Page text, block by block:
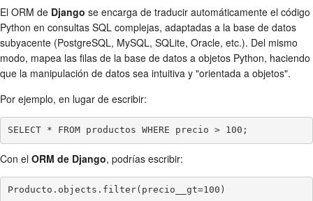
El ORM de Django se encarga de traducir automáticamente el código
Python en consultas SQL complejas, adaptadas a la base de datos
subyacente (PostgreSQL, MySQL, SQLite, Oracle, etc.). Del mismo
modo, mapea las filas de la base de datos a objetos Python, haciendo
que la manipulación de datos sea intuitiva y "orientada a objetos".
Por ejemplo, en lugar de escribir:
SELECT * FROM productos WHERE precio > 100;
Con el ORM de Django, podrías escribir:
Producto.objects.filter(precio__gt=100)